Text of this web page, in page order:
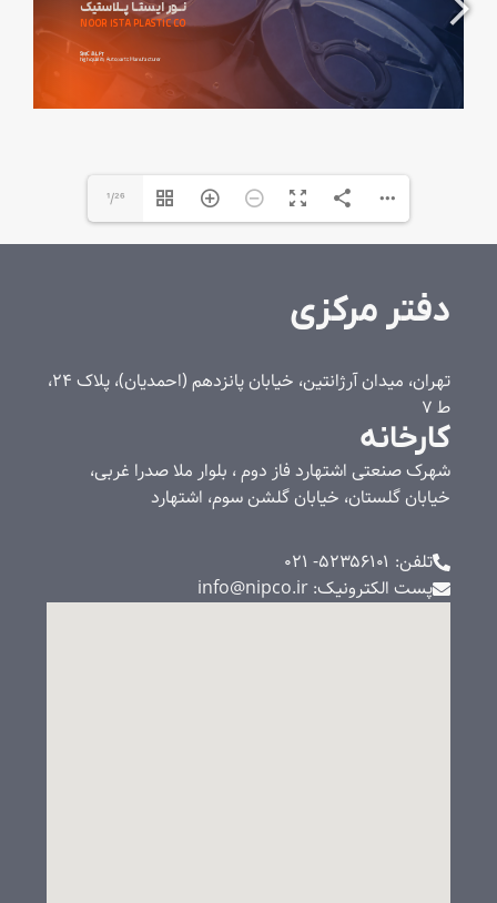
1/26
دفتر مرکزی
تهران، میدان آرژانتین، خیابان پانزدهم (احمدیان)، پلاک 24،
ط 7
کارخانه
شهرک صنعتی اشتهارد فاز دوم ، بلوار ملا صدرا غربی،
خیابان گلستان، خیابان گلشن سوم، اشتهارد
تلفن: ۵۲۳۵۶۱۰۱- 021
پست الکترونیک: info@nipco.ir